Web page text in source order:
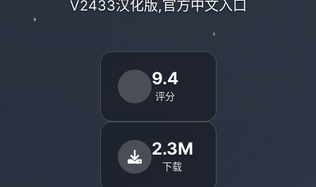
V2433汉化版,官方中文入口
9.4
评分
2.3M
下载